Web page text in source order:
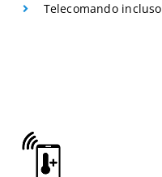
Telecomando incluso